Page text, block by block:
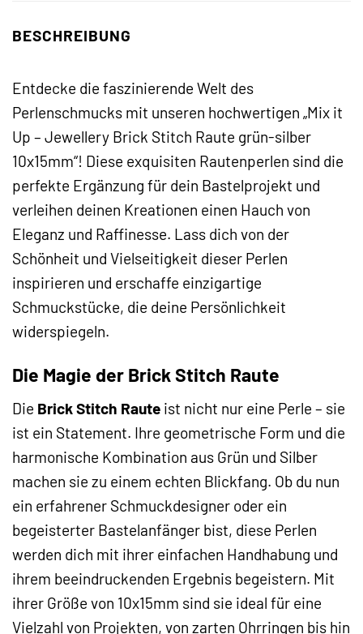
BESCHREIBUNG
Entdecke die faszinierende Welt des
Perlenschmucks mit unseren hochwertigen „Mix it
Up – Jewellery Brick Stitch Raute grün-silber
10x15mm“! Diese exquisiten Rautenperlen sind die
perfekte Ergänzung für dein Bastelprojekt und
verleihen deinen Kreationen einen Hauch von
Eleganz und Raffinesse. Lass dich von der
Schönheit und Vielseitigkeit dieser Perlen
inspirieren und erschaffe einzigartige
Schmuckstücke, die deine Persönlichkeit
widerspiegeln.
Die Magie der Brick Stitch Raute
Die Brick Stitch Raute ist nicht nur eine Perle – sie
ist ein Statement. Ihre geometrische Form und die
harmonische Kombination aus Grün und Silber
machen sie zu einem echten Blickfang. Ob du nun
ein erfahrener Schmuckdesigner oder ein
begeisterter Bastelanfänger bist, diese Perlen
werden dich mit ihrer einfachen Handhabung und
ihrem beeindruckenden Ergebnis begeistern. Mit
ihrer Größe von 10x15mm sind sie ideal für eine
Vielzahl von Projekten, von zarten Ohrringen bis hin